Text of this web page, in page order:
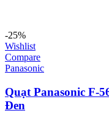
-25%
Wishlist
Compare
Panasonic
Quạt Panasonic F-
Đen